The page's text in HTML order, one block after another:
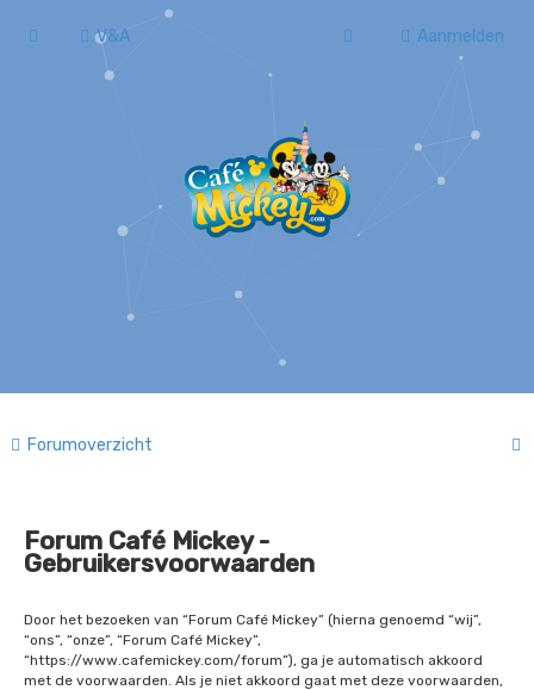
V&A Aanmelden
Forumoverzicht
Forum Café Mickey -
Gebruikersvoorwaarden
Door het bezoeken van “Forum Café Mickey” (hierna genoemd “wij”,
“ons”, “onze”, “Forum Café Mickey”,
“https://www.cafemickey.com/forum”), ga je automatisch akkoord
met de voorwaarden. Als je niet akkoord gaat met deze voorwaarden,